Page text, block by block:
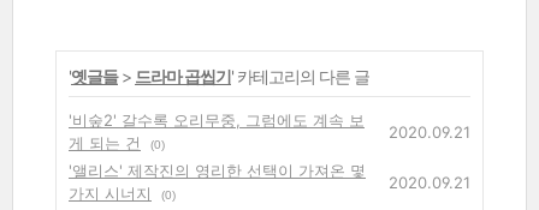
'옛글들> 드라마 곱씹기' 카테고리의 다른 글
'비숲2' 갈수록 오리무중, 그럼에도 계속 보
게 되는 건
(0)
2020.09.21
'앨리스' 제작진의 영리한 선택이 가져온 몇
가지 시너지
(0)
2020.09.21